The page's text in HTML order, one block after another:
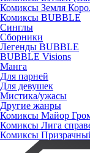
Комиксы Земля
Комиксы BUBBLE
Синглы
Сборники
Легенды BUBBLE
BUBBLE Visions
Манга
Для парней
Для девушек
Мистика/ужасы
Другие жанры
Комиксы Майор
Комиксы Лига
Комиксы